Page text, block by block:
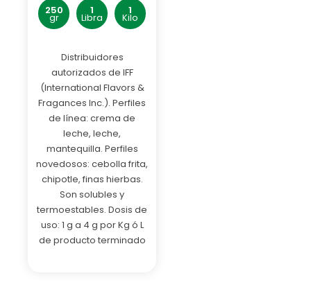
250
gr
1
Libra
1
Kilo
Distribuidores
autorizados de IFF
(International Flavors &
Fragances Inc.). Perfiles
de línea: crema de
leche, leche,
mantequilla. Perfiles
novedosos: cebolla frita,
chipotle, finas hierbas.
Son solubles y
termoestables. Dosis de
uso: 1 g a 4 g por Kg ó L
de producto terminado